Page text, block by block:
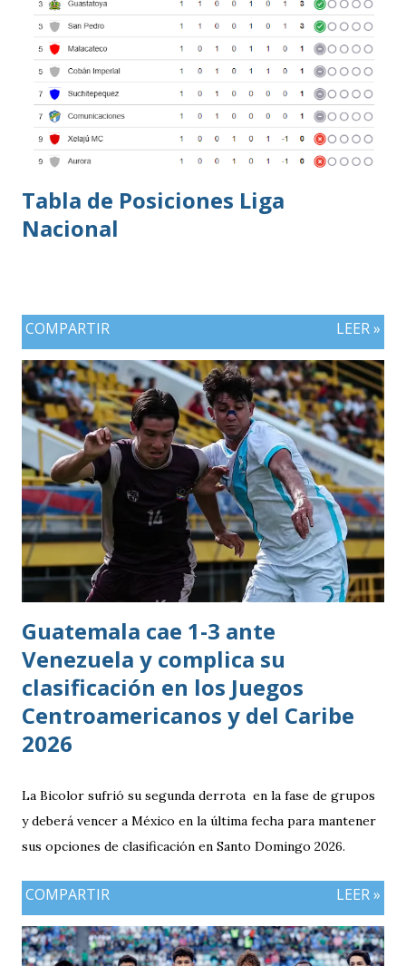
Tabla de Posiciones Liga
Nacional
COMPARTIR LEER »
Guatemala cae 1-3 ante
Venezuela y complica su
clasificación en los Juegos
Centroamericanos y del Caribe
2026
La Bicolor sufrió su segunda derrota en la fase de grupos
y deberá vencer a México en la última fecha para mantener
sus opciones de clasificación en Santo Domingo 2026.
COMPARTIR LEER »